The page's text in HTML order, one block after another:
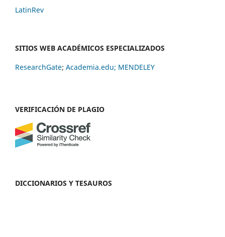
LatinRev
SITIOS WEB ACADÉMICOS ESPECIALIZADOS
ResearchGate; Academia.edu; MENDELEY
VERIFICACIÓN DE PLAGIO
DICCIONARIOS Y TESAUROS